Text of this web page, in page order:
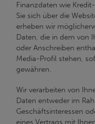
Finanzdaten wie
Sie sich über die
erheben wir
Daten, die in dem von
oder Anschreiben
Media-Profil stehen,
gewähren.
Wir verarbeiten von
Daten entweder im
Geschäftsinteressen
eines Vertrags mit